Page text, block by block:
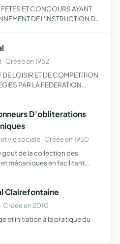
ET CONCOURS AYANT
DE L'INSTRUCTION DU
Créée en 1952
DE LOISIR ET DE COMPETITION
PAR LA FEDERATION
D'obliterations
vie sociale · Créée en 1950
de la collection des
mécaniques en facilitant
Clairefontaine
Créée en 2010
et initiation à la pratique du